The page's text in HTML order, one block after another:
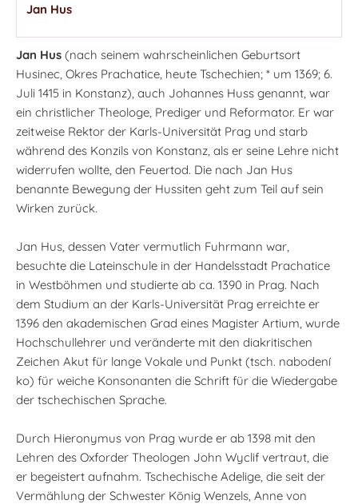
Jan Hus
Jan Hus (nach seinem wahrscheinlichen Geburtsort
Husinec, Okres Prachatice, heute Tschechien; * um 1369; 6.
Juli 1415 in Konstanz), auch Johannes Huss genannt, war
ein christlicher Theologe, Prediger und Reformator. Er war
zeitweise Rektor der Karls-Universität Prag und starb
während des Konzils von Konstanz, als er seine Lehre nicht
widerrufen wollte, den Feuertod. Die nach Jan Hus
benannte Bewegung der Hussiten geht zum Teil auf sein
Wirken zurück.
Jan Hus, dessen Vater vermutlich Fuhrmann war,
besuchte die Lateinschule in der Handelsstadt Prachatice
in Westböhmen und studierte ab ca. 1390 in Prag. Nach
dem Studium an der Karls-Universität Prag erreichte er
1396 den akademischen Grad eines Magister Artium, wurde
Hochschullehrer und veränderte mit den diakritischen
Zeichen Akut für lange Vokale und Punkt (tsch. nabodení
ko) für weiche Konsonanten die Schrift für die Wiedergabe
der tschechischen Sprache.
Durch Hieronymus von Prag wurde er ab 1398 mit den
Lehren des Oxforder Theologen John Wyclif vertraut, die
er begeistert aufnahm. Tschechische Adelige, die seit der
Vermählung der Schwester König Wenzels, Anne von